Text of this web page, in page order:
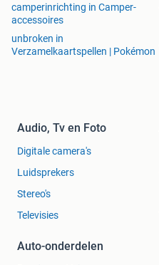
camperinrichting in Camper-
accessoires
unbroken in
Verzamelkaartspellen | Pokémon
Audio, Tv en Foto
Digitale camera's
Luidsprekers
Stereo's
Televisies
Auto-onderdelen